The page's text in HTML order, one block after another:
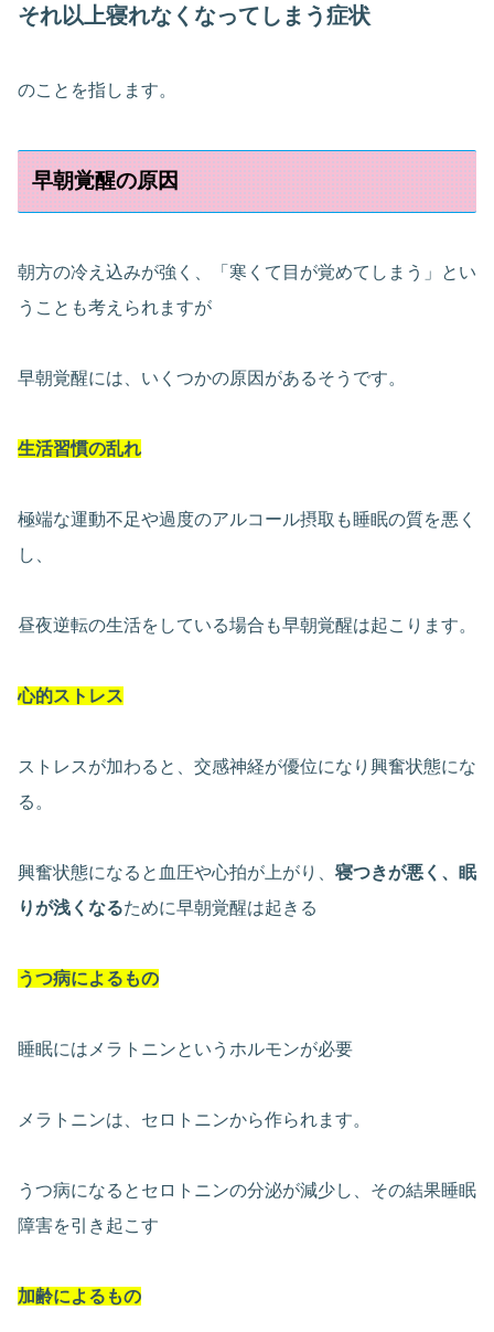
それ以上寝れなくなってしまう症状
のことを指します。
早朝覚醒の原因
朝方の冷え込みが強く、「寒くて目が覚めてしまう」とい
うことも考えられますが
早朝覚醒には、いくつかの原因があるそうです。
生活習慣の乱れ
極端な運動不足や過度のアルコール摂取も睡眠の質を悪く
し、
昼夜逆転の生活をしている場合も早朝覚醒は起こります。
心的ストレス
ストレスが加わると、交感神経が優位になり興奮状態にな
る。
興奮状態になると血圧や心拍が上がり、 寝つきが悪く、眠
りが浅くなるために早朝覚醒は起きる
うつ病によるもの
睡眠にはメラトニンというホルモンが必要
メラトニンは、セロトニンから作られます。
うつ病になるとセロトニンの分泌が減少し、その結果睡眠
障害を引き起こす
加齢によるもの